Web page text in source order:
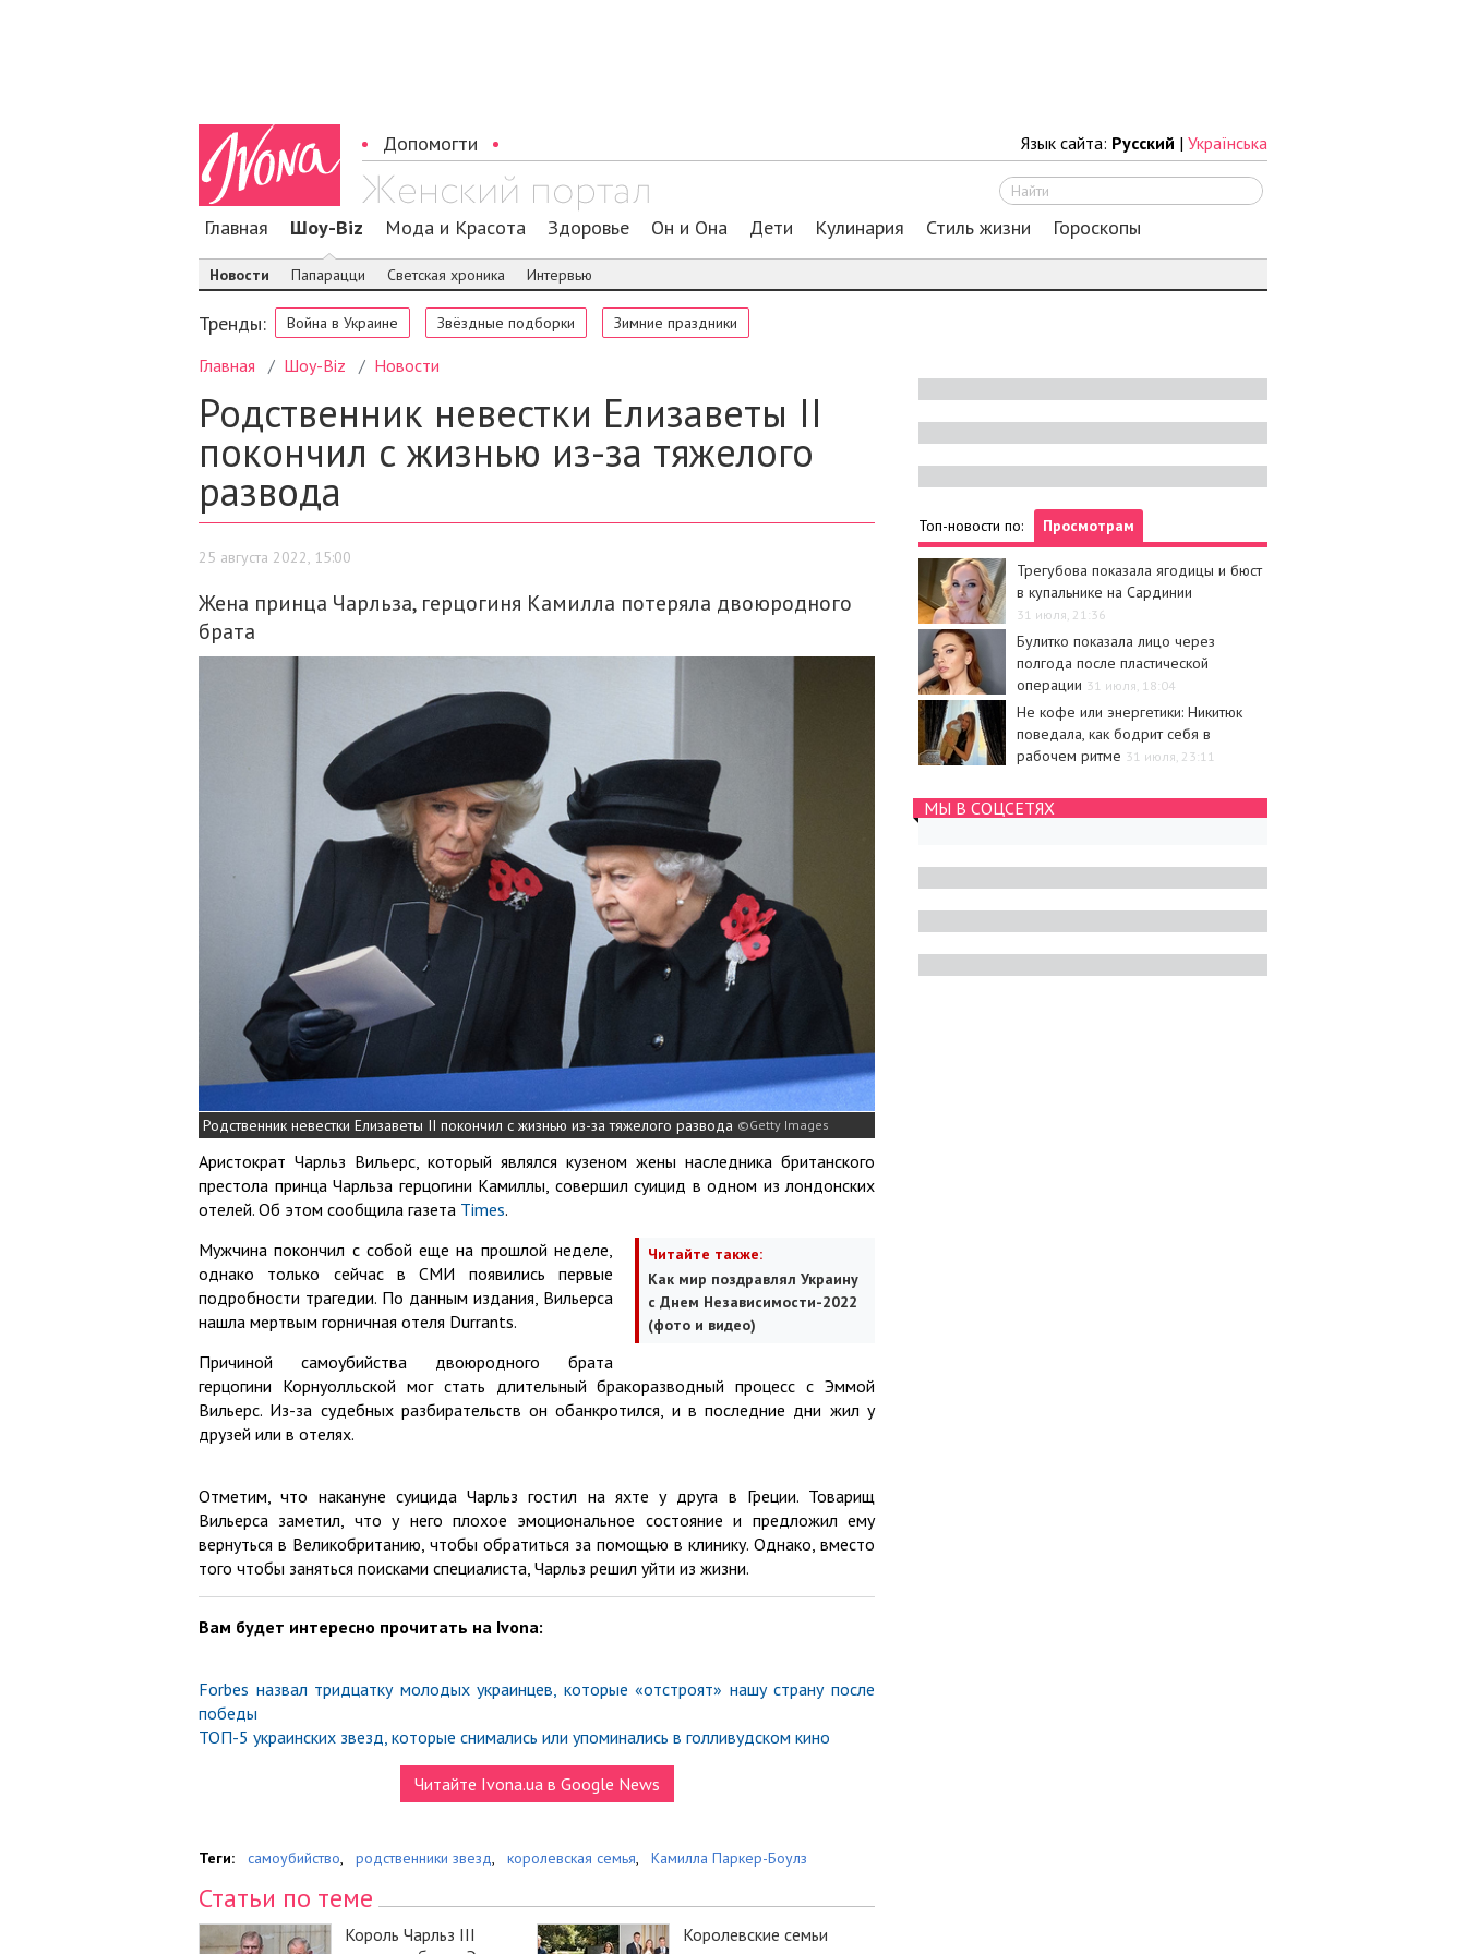
Допомогти Язык сайта: Русский | Українська
Главная Шоу-Biz Мода и Красота Здоровье Он и Она Дети Кулинария Стиль жизни Гороскопы
Новости Папарацци Светская хроника Интервью
Тренды: Война в Украине Звёздные подборки Зимние праздники
Главная Шоу-Biz Новости
Родственник невестки Елизаветы II
покончил с жизнью из-за тяжелого
развода
25 августа 2022, 15:00
Жена принца Чарльза, герцогиня Камилла потеряла двоюродного
брата
Родственник невестки Елизаветы II покончил с жизнью из-за тяжелого развода Getty Images
Аристократ Чарльз Вильерс, который являлся кузеном жены наследника британского
престола принца Чарльза герцогини Камиллы, совершил суицид в одном из лондонских
отелей. Об этом сообщила газета Times.
Читайте также:
Как мир поздравлял Украину
с Днем Независимости-2022
(фото и видео)
Мужчина покончил с собой еще на прошлой неделе,
однако только сейчас в СМИ появились первые
подробности трагедии. По данным издания, Вильерса
нашла мертвым горничная отеля Durrants.
Причиной самоубийства двоюродного брата
герцогини Корнуолльской мог стать длительный бракоразводный процесс с Эммой
Вильерс. Из-за судебных разбирательств он обанкротился, и в последние дни жил у
друзей или в отелях.
Отметим, что накануне суицида Чарльз гостил на яхте у друга в Греции. Товарищ
Вильерса заметил, что у него плохое эмоциональное состояние и предложил ему
вернуться в Великобританию, чтобы обратиться за помощью в клинику. Однако, вместо
того чтобы заняться поисками специалиста, Чарльз решил уйти из жизни.
Вам будет интересно прочитать на Ivona:
Forbes назвал тридцатку молодых украинцев, которые «отстроят» нашу страну после
победы
ТОП-5 украинских звезд, которые снимались или упоминались в голливудском кино
Читайте Ivona.ua в Google News
Теги: самоубийство, родственники звезд, королевская семья, Камилла Паркер-Боулз
Статьи по теме
Король Чарльз III
Королевские семьи
Топ-новости по: Просмотрам
Трегубова показала ягодицы и бюст
в купальнике на Сардинии
31 июля, 21:36
Булитко показала лицо через
полгода после пластической
операции 31 июля, 18:04
Не кофе или энергетики: Никитюк
поведала, как бодрит себя в
рабочем ритме 31 июля, 23:11
МЫ В СОЦСЕТЯХ